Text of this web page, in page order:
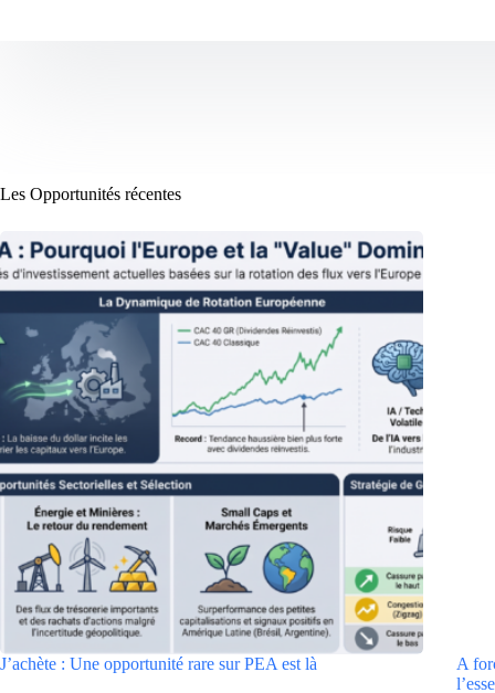
Les Opportunités récentes
J’achète : Une opportunité rare sur PEA est là
A